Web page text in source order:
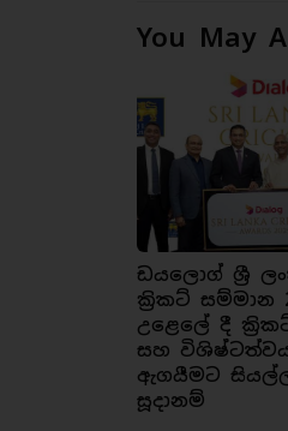
You May
ඩයලොග් ශ්‍රී
ක්‍රිකට් සම්මාන
උළෙලේ දී
සහ
ඇගයීමට
සූදානම්